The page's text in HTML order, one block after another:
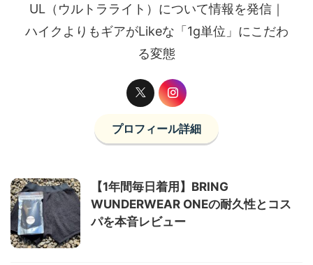
UL（ウルトラライト）について情報を発信｜
ハイクよりもギアがLikeな「1g単位」にこだわ
る変態
プロフィール詳細
【1年間毎日着用】BRING
WUNDERWEAR ONEの耐久性とコス
パを本音レビュー